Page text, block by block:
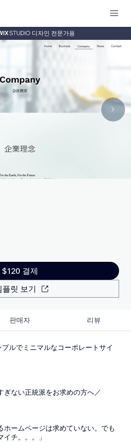
디자인 전문가용
$120 결제
플릿 보기
판매자 리뷰
ルでミニマルなコーポレートサイ
ぎない正統派をお求めの方へ／
ホームページは求めていない。でも
チ。。。」